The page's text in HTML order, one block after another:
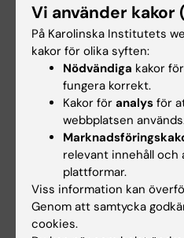
kommuniceras senast
modul. Betygsskalan är
(U/G). För att bli
betyget godkänd (G)
Obligatoriskt
Seminarier,
demonstrationer är
information från
Kursledaren bedömer
frånvaro eller missad
Vi använder kakor
På Karolinska Institutets
kakor för olika syften:
Nödvändiga kakor
fungera korrekt.
Kakor för analys för
webbplatsen
relevant innehåll
plattformar.
Viss information kan
Genom att samtycka
cookies.